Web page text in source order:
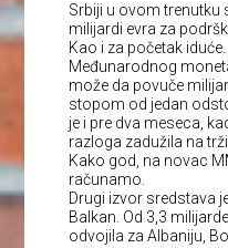
Srbiji u ovom trenutku
milijardi evra za
Kao i za početak
Međunarodnog
može da povuče
stopom od jedan
je i pre dva meseca,
razloga zadužila na
Kako god, na novac
računamo.
Drugi izvor sredstava
Balkan. Od 3,3
odvojila za Albaniju,